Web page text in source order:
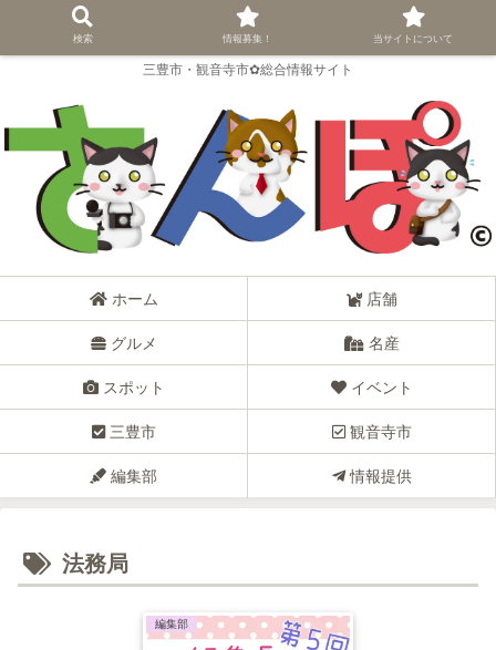
三豊市・観音寺市✿総合情報サイト
ホーム 店舗
グルメ 名産
スポット イベント
三豊市 観音寺市
編集部 情報提供
法務局
編集部
検索 情報募集！ 当サイトについて